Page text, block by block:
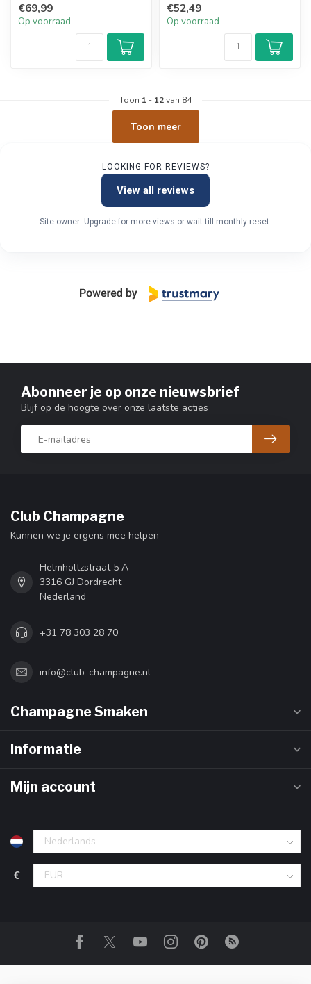
een nieuwe ...
€69,99
Op voorraad
exclusie...
€52,49
Op voorraad
Toon 1 - 12van 84
Toon meer
LOOKING FOR REVIEWS?
View all reviews
Site owner: Upgrade for more views or wait till monthly reset.
Abonneer je op onze nieuwsbrief
Blijf op de hoogte over onze laatste acties
Club Champagne
Kunnen we je ergens mee helpen
Helmholtzstraat 5 A
3316 GJ Dordrecht
Nederland
+31 78 303 28 70
info@club-champagne.nl
Champagne Smaken
Informatie
Mijn account
€